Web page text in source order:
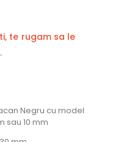
te rugam sa le
Negru cu model
sau 10 mm